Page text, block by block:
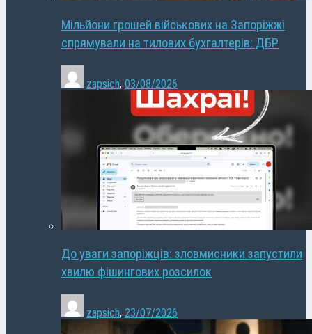
Мільйони грошей військових на Запоріжжі
спрямували на тилових бухгалтерів: ДБР
zapsich, 03/08/2026
До уваги запоріжців: зловмисники запустили
хвилю фішингових розсилок
zapsich, 23/07/2026